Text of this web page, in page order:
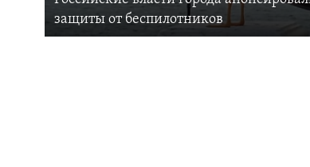
защиты от беспилотников